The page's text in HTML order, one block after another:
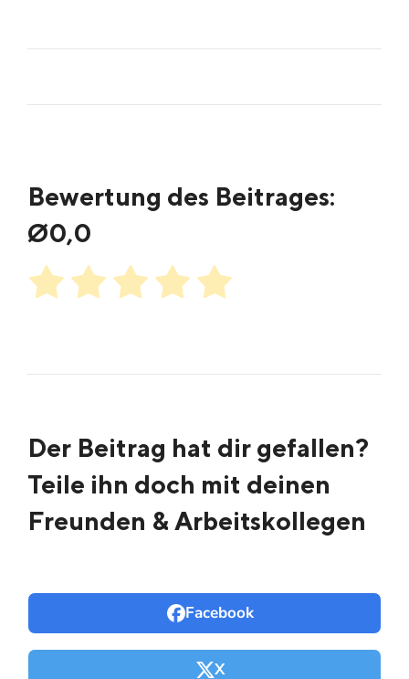
Bewertung des Beitrages:
Ø0,0
Der Beitrag hat dir gefallen?
Teile ihn doch mit deinen
Freunden & Arbeitskollegen
Facebook
X